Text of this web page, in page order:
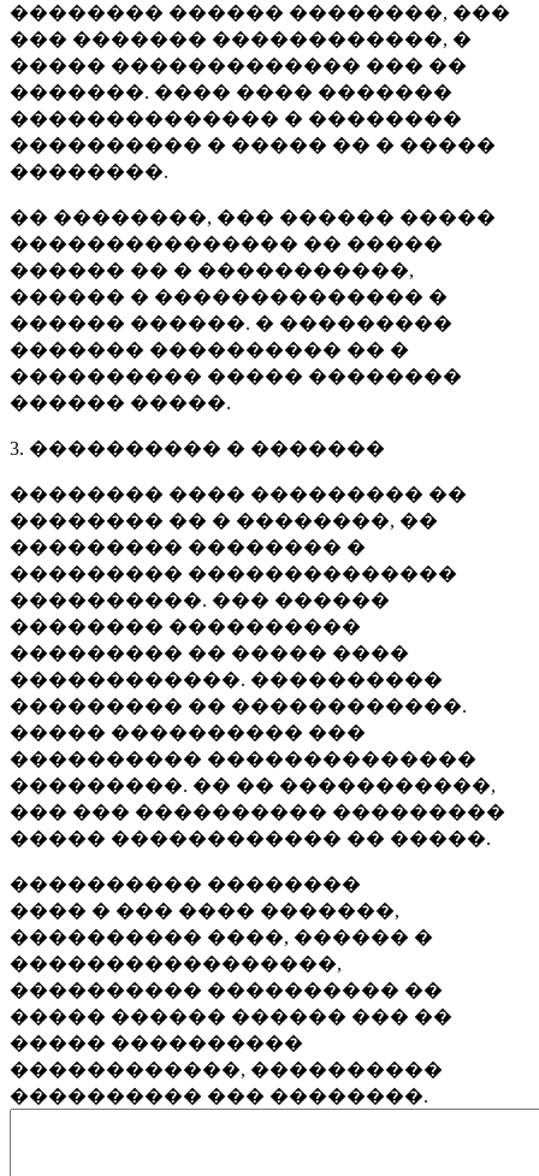
�������� ������ ��������, ���
��� ������� ������������, �
����� ������������� ��� ��
�������. ���� ���� �������
�������������� � ��������
���������� � ����� �� � �����
��������.
�� ��������, ��� ������ �����
��������������� �� �����
������ �� � �����������,
������ � �������������� �
������ ������. � ���������
������� ���������� �� �
���������� ����� ��������
������ �����.
3. ���������� � �������
�������� ���� ��������� ��
�������� �� � ��������, ��
��������� �������� �
��������� ��������������
����������. ��� ������
�������� ����������
��������� �� ����� ����
������������. ����������
��������� �� ������������.
����� ���������� ���
���������� ��������������
���������. �� �� �����������,
��� ��� ���������� ���������
����� ������������ �� �����.
���������� ��������
���� � ��� ���� �������,
���������� ����, ������ �
�����������������,
���������� ���������� ��
����� ������ ������ ��� ��
����� ����������
������������, ����������
���������� ��� ��������.